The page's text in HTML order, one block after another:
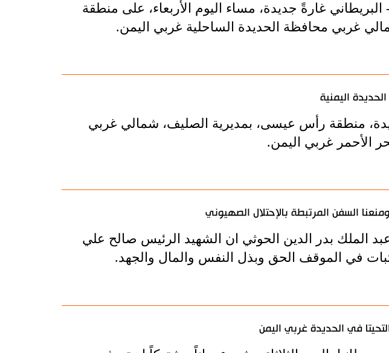
غارةً جديدة، مساء اليوم الأربعاء، على منطقة
غربي محافظة الحديدة الساحلية غربي اليمن.
اليمنية
منطقة رأس عيسى، بمديرية الصليف، شمالي غربي
الأحمر غربي اليمن.
السفن المرتبطة بالإحتلال الصهيوني
الملك بدر الدين الحوثي ان الشهيد الرئيس صالح علي
في الموقف الحق وبذل النفس والمال والجهد.
في الحديدة غربي اليمن